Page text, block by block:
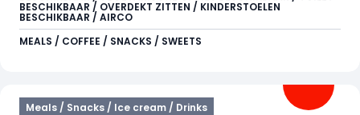
Starbucks koffie, cocktail of ander verfrissend drankje.
BESCHIKBAAR / OVERDEKT ZITTEN / KINDERSTOELEN
BESCHIKBAAR / AIRCO
MEALS / COFFEE / SNACKS / SWEETS
Meals / Snacks / Ice cream / Drinks